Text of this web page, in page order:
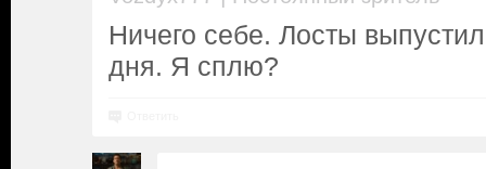
Ничего себе. Лосты
дня. Я сплю?